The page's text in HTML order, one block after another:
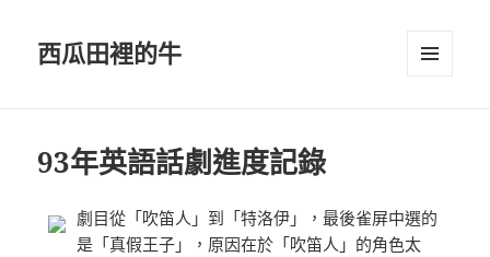
西瓜田裡的牛
93年英語話劇進度記錄
劇目從「吹笛人」到「特洛伊」，最後雀屏中選的
是「真假王子」，原因在於「吹笛人」的角色太